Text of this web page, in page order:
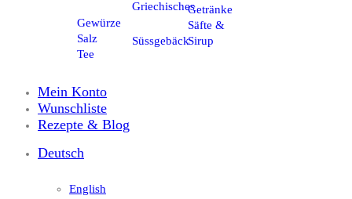
Gewürze
Salz
Tee
Griechisches
Süssgebäck
Getränke
Säfte &
Sirup
Mein Konto
Wunschliste
Rezepte & Blog
Deutsch
English